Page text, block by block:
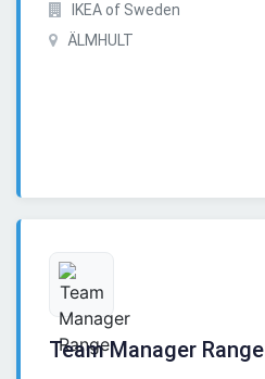
IKEA of Sweden
ÄLMHULT
Team Manager Range